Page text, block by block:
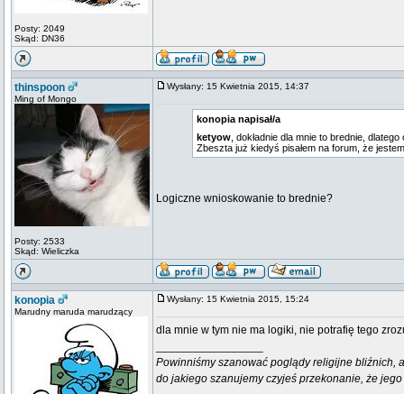
Posty: 2049
Skąd: DN36
thinspoon
Ming of Mongo
Posty: 2533
Skąd: Wieliczka
Wysłany: 15 Kwietnia 2015, 14:37
konopia napisał/a
ketyow , dokładnie dla mnie to brednie,
Zbeszta już kiedyś pisałem na forum, że
Logiczne wnioskowanie to brednie?
konopia
Marudny maruda marudzący
Wysłany: 15 Kwietnia 2015, 15:24
dla mnie w tym nie ma logiki, nie potrafię tego
Powinniśmy szanować poglądy religijne bliźnich,
do jakiego szanujemy czyjeś przekonanie, że